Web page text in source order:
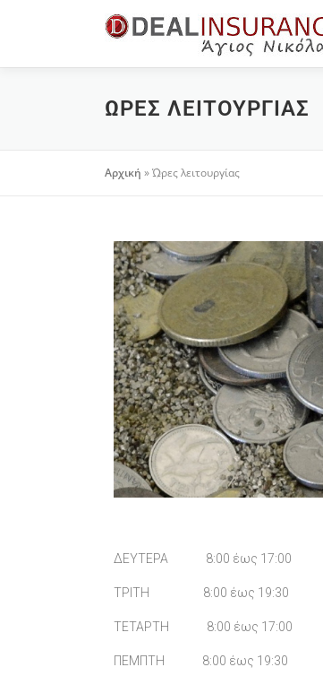
ΏΡΕΣ ΛΕΙΤΟΥΡΓΊΑΣ
Αρχική »Ώρες λειτουργίας
ΔΕΥΤΕΡΑ 8:00 έως 17:00
ΤΡΙΤΗ 8:00 έως 19:30
ΤΕΤΑΡΤΗ 8:00 έως 17:00
ΠΕΜΠΤΗ 8:00 έως 19:30